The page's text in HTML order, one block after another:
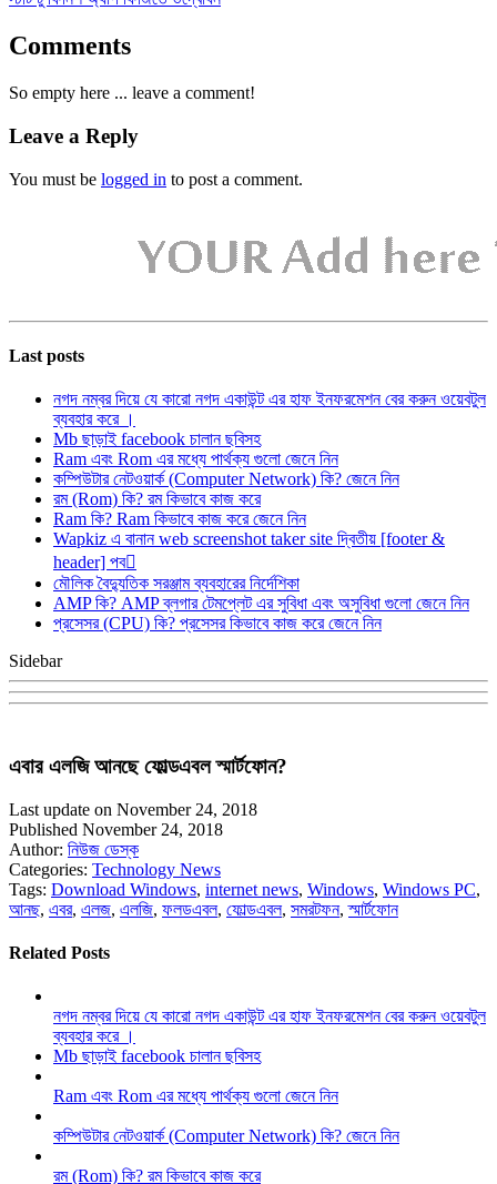
Comments
So empty here ... leave a comment!
Leave a Reply
You must be logged in to post a comment.
Last posts
নগদ নম্বর দিয়ে যে কারো নগদ একাউন্ট এর হাফ ইনফরমেশন বের করুন ওয়েবটুল
ব্যবহার করে ।
Mb ছাড়াই facebook চালান ছবিসহ
Ram এবং Rom এর মধ্যে পার্থক্য গুলো জেনে নিন
কম্পিউটার নেটওয়ার্ক (Computer Network) কি? জেনে নিন
রম (Rom) কি? রম কিভাবে কাজ করে
Ram কি? Ram কিভাবে কাজ করে জেনে নিন
Wapkiz এ বানান web screenshot taker site দ্বিতীয় [footer &
header] পব
মৌলিক বৈদ্যুতিক সরঞ্জাম ব্যবহারের নির্দেশিকা
AMP কি? AMP ব্লগার টেমপ্লেট এর সুবিধা এবং অসুবিধা গুলো জেনে নিন
প্রসেসর (CPU) কি? প্রসেসর কিভাবে কাজ করে জেনে নিন
Sidebar
এবার এলজি আনছে ফোল্ডএবল স্মার্টফোন?
Last update on November 24, 2018
Published November 24, 2018
Author: নিউজ ডেস্ক
Categories: Technology News
Tags: Download Windows, internet news, Windows, Windows PC,
আনছ, এবর, এলজ, এলজি, ফলডএবল, ফোল্ডএবল, সমরটফন,স্মার্টফোন
Related Posts
নগদ নম্বর দিয়ে যে কারো নগদ একাউন্ট এর হাফ ইনফরমেশন বের করুন ওয়েবটুল
ব্যবহার করে ।
Mb ছাড়াই facebook চালান ছবিসহ
Ram এবং Rom এর মধ্যে পার্থক্য গুলো জেনে নিন
কম্পিউটার নেটওয়ার্ক (Computer Network) কি? জেনে নিন
রম (Rom) কি? রম কিভাবে কাজ করে